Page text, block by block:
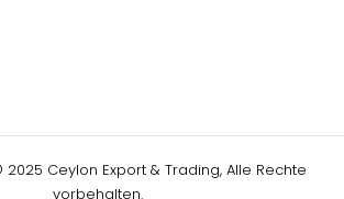
Ceylon Export & Trading, Alle Rechte
vorbehalten.